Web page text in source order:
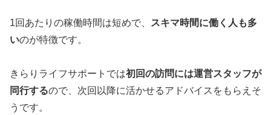
1回あたりの稼働時間は短めで、
スキマ時間に働く人も多
いのが特徴です。
きらりライフサポートでは初回の訪問には運営スタッフが
同行するので、次回以降に活かせるアドバイスをもらえそ
うです。